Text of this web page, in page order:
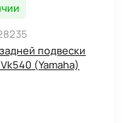
подвески
(Yamaha)